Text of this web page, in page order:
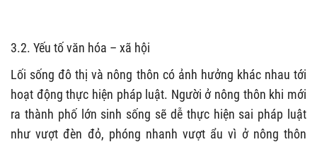
3.2. Yếu tố văn hóa – xã hội
Lối sống đô thị và nông thôn có ảnh hưởng khác nhau tới
hoạt động thực hiện pháp luật. Người ở nông thôn khi mới
ra thành phố lớn sinh sống sẽ dễ thực hiện sai pháp luật
như vượt đèn đỏ, phóng nhanh vượt ẩu vì ở nông thôn